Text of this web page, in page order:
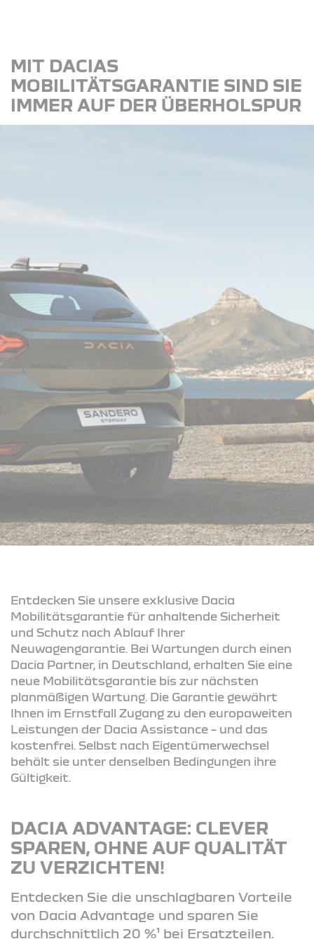
MIT DACIAS
MOBILITÄTSGARANTIE SIND SIE
IMMER AUF DER ÜBERHOLSPUR
Entdecken Sie unsere exklusive Dacia
Mobilitätsgarantie für anhaltende Sicherheit
und Schutz nach Ablauf Ihrer
Neuwagengarantie. Bei Wartungen durch einen
Dacia Partner, in Deutschland, erhalten Sie eine
neue Mobilitätsgarantie bis zur nächsten
planmäßigen Wartung. Die Garantie gewährt
Ihnen im Ernstfall Zugang zu den europaweiten
Leistungen der Dacia Assistance – und das
kostenfrei. Selbst nach Eigentümerwechsel
behält sie unter denselben Bedingungen ihre
Gültigkeit.
DACIA ADVANTAGE: CLEVER
SPAREN, OHNE AUF QUALITÄT
ZU VERZICHTEN!
Entdecken Sie die unschlagbaren Vorteile
von Dacia Advantage und sparen Sie
durchschnittlich 20 %¹ bei Ersatzteilen.